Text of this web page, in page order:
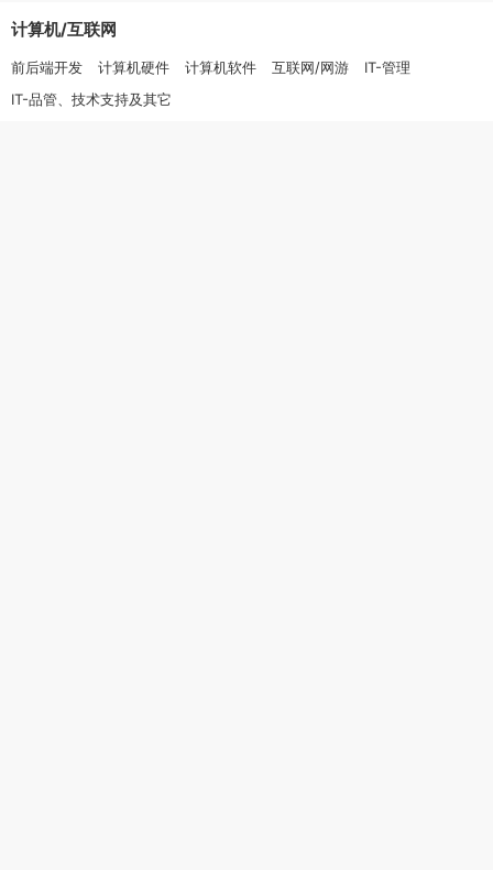
计算机/互联网
前后端开发 计算机硬件 计算机软件 互联网/网游
IT-管理
IT-品管、技术支持及其它